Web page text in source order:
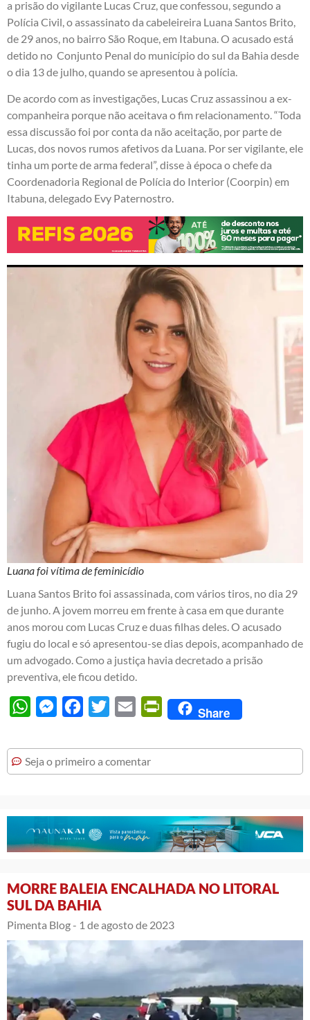
a prisão do vigilante Lucas Cruz, que confessou, segundo a
Polícia Civil, o assassinato da cabeleireira Luana Santos Brito,
de 29 anos, no bairro São Roque, em Itabuna. O acusado está
detido no Conjunto Penal do município do sul da Bahia desde
o dia 13 de julho, quando se apresentou à polícia.
De acordo com as investigações, Lucas Cruz assassinou a ex-
companheira porque não aceitava o fim relacionamento. “Toda
essa discussão foi por conta da não aceitação, por parte de
Lucas, dos novos rumos afetivos da Luana. Por ser vigilante, ele
tinha um porte de arma federal”, disse à época o chefe da
Coordenadoria Regional de Polícia do Interior (Coorpin) em
Itabuna, delegado Evy Paternostro.
Luana foi vítima de feminicídio
Luana Santos Brito foi assassinada, com vários tiros, no dia 29
de junho. A jovem morreu em frente à casa em que durante
anos morou com Lucas Cruz e duas filhas deles. O acusado
fugiu do local e só apresentou-se dias depois, acompanhado de
um advogado. Como a justiça havia decretado a prisão
preventiva, ele ficou detido.
WhatsAppMessengerFacebook
Twitter Email PrintFriendly
Share
Seja o primeiro a comentar
MORRE BALEIA ENCALHADA NO LITORAL
SUL DA BAHIA
Pimenta Blog - 1 de agosto de 2023